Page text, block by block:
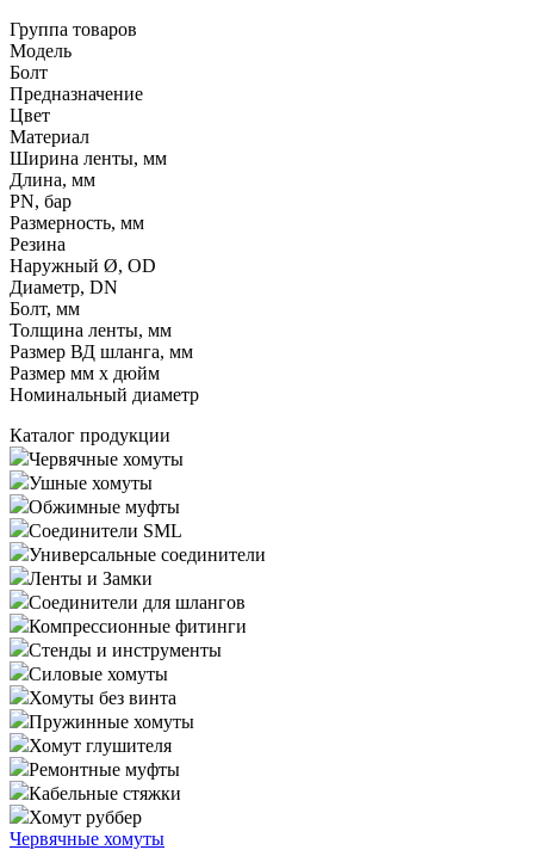
Группа товаров
Модель
Болт
Предназначение
Цвет
Материал
Ширина ленты, мм
Длина, мм
PN, бар
Размерность, мм
Резина
Наружный Ø, OD
Диаметр, DN
Болт, мм
Толщина ленты, мм
Размер ВД шланга, мм
Размер мм x дюйм
Номинальный диаметр
Каталог продукции
Червячные хомуты
Ушные хомуты
Обжимные муфты
Соединители SML
Универсальные соединители
Ленты и Замки
Соединители для шлангов
Компрессионные фитинги
Стенды и инструменты
Силовые хомуты
Хомуты без винта
Пружинные хомуты
Хомут глушителя
Ремонтные муфты
Кабельные стяжки
Хомут руббер
Червячные хомуты